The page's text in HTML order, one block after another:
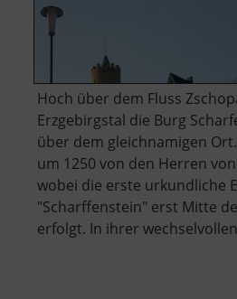
Hoch über dem Fluss
Erzgebirgstal die Burg
über dem gleichnamigen
um 1250 von den Herren
wobei die erste urkundliche
"Scharffenstein" erst Mitte
erfolgt. In ihrer wechselvollen